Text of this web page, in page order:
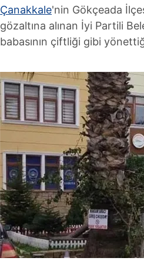
Çanakkale'nin Gökçeada
gözaltına alınan İyi Partili
babasının çiftliği gibi